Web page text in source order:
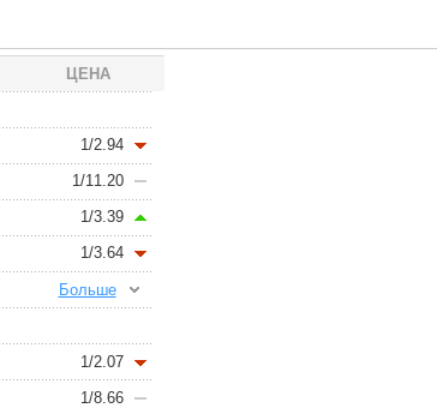
ЦЕНА
1/2.94
1/11.20
1/3.39
1/3.64
Больше
1/2.07
1/8.66